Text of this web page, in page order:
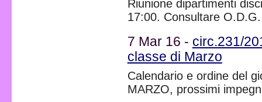
Riunione dipartimenti
17:00. Consultare
7 Mar 16 - circ.231/
classe di Marzo
Calendario e ordine del
MARZO, prossimi